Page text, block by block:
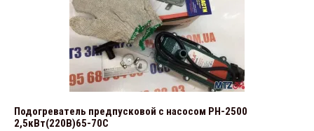
Подогреватель предпусковой с насосом РН-2500
2,5кВт(220В)65-70С